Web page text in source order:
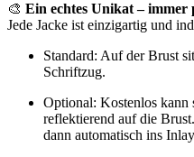
🎨 Ein echtes Unikat – immer
Jede Jacke ist einzigartig und
Standard: Auf der Brust
Schriftzug.
Optional: Kostenlos kann
reflektierend auf die
dann automatisch ins